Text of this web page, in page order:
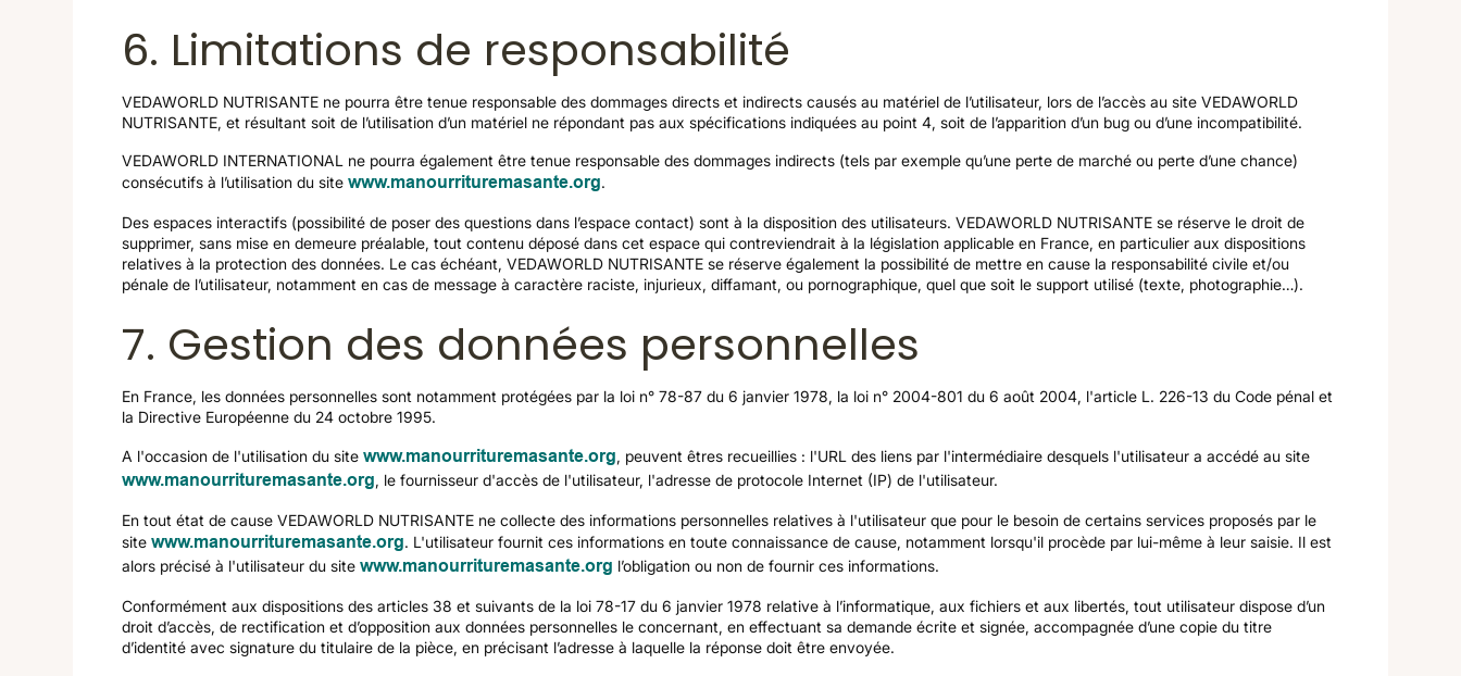
6. Limitations de responsabilité
VEDAWORLD NUTRISANTE ne pourra être tenue responsable des dommages directs et indirects causés au matériel de l’utilisateur, lors de l’accès au site VEDAWORLD
NUTRISANTE, et résultant soit de l’utilisation d’un matériel ne répondant pas aux spécifications indiquées au point 4, soit de l’apparition d’un bug ou d’une incompatibilité.
VEDAWORLD INTERNATIONAL ne pourra également être tenue responsable des dommages indirects (tels par exemple qu’une perte de marché ou perte d’une chance)
consécutifs à l’utilisation du site www.manourrituremasante.org.
Des espaces interactifs (possibilité de poser des questions dans l’espace contact) sont à la disposition des utilisateurs. VEDAWORLD NUTRISANTE se réserve le droit de
supprimer, sans mise en demeure préalable, tout contenu déposé dans cet espace qui contreviendrait à la législation applicable en France, en particulier aux dispositions
relatives à la protection des données. Le cas échéant, VEDAWORLD NUTRISANTE se réserve également la possibilité de mettre en cause la responsabilité civile et/ou
pénale de l’utilisateur, notamment en cas de message à caractère raciste, injurieux, diffamant, ou pornographique, quel que soit le support utilisé (texte, photographie…).
7. Gestion des données personnelles
En France, les données personnelles sont notamment protégées par la loi n° 78-87 du 6 janvier 1978, la loi n° 2004-801 du 6 août 2004, l'article L. 226-13 du Code pénal et
la Directive Européenne du 24 octobre 1995.
A l'occasion de l'utilisation du site www.manourrituremasante.org, peuvent êtres recueillies : l'URL des liens par l'intermédiaire desquels l'utilisateur a accédé au site
www.manourrituremasante.org, le fournisseur d'accès de l'utilisateur, l'adresse de protocole Internet (IP) de l'utilisateur.
En tout état de cause VEDAWORLD NUTRISANTE ne collecte des informations personnelles relatives à l'utilisateur que pour le besoin de certains services proposés par le
site www.manourrituremasante.org. L'utilisateur fournit ces informations en toute connaissance de cause, notamment lorsqu'il procède par lui-même à leur saisie. Il est
alors précisé à l'utilisateur du site www.manourrituremasante.org l’obligation ou non de fournir ces informations.
Conformément aux dispositions des articles 38 et suivants de la loi 78-17 du 6 janvier 1978 relative à l’informatique, aux fichiers et aux libertés, tout utilisateur dispose d’un
droit d’accès, de rectification et d’opposition aux données personnelles le concernant, en effectuant sa demande écrite et signée, accompagnée d’une copie du titre
d’identité avec signature du titulaire de la pièce, en précisant l’adresse à laquelle la réponse doit être envoyée.